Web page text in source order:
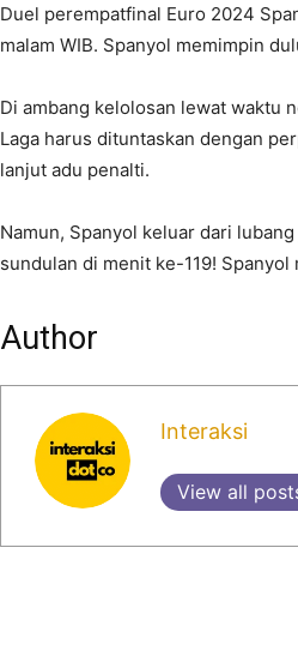
Duel perempatfinal Euro 2024
malam WIB. Spanyol memimpin
Di ambang kelolosan lewat waktu
Laga harus dituntaskan dengan
lanjut adu penalti.
Namun, Spanyol keluar dari
sundulan di menit ke-119!
Author
Interaksi
View all